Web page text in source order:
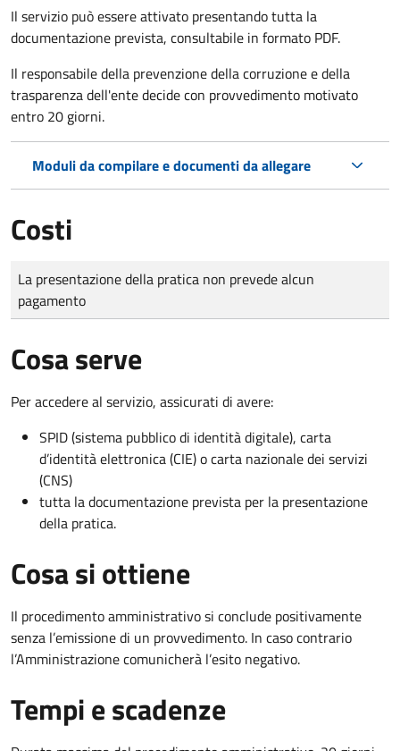
Il servizio può essere attivato presentando tutta la
documentazione prevista, consultabile in formato PDF.
Il responsabile della prevenzione della corruzione e della
trasparenza dell'ente decide con provvedimento motivato
entro 20 giorni.
Moduli da compilare e documenti da allegare
Costi
Tipo di pagamento
Importo
La presentazione della pratica non prevede alcun
pagamento
Cosa serve
Per accedere al servizio, assicurati di avere:
SPID (sistema pubblico di identità digitale), carta
d’identità elettronica (CIE) o carta nazionale dei servizi
(CNS)
tutta la documentazione prevista per la presentazione
della pratica.
Cosa si ottiene
Il procedimento amministrativo si conclude positivamente
senza l’emissione di un provvedimento. In caso contrario
l’Amministrazione comunicherà l’esito negativo.
Tempi e scadenze